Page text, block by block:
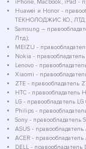
iPhone, Macbook, iPad -
Huawei и Honor -
ТЕКНОЛОДЖИС КО.,
Samsung –
Лтд.);
MEIZU -
Nokia -
Lenovo -
Xiaomi -
ZTE - правообладатель
HTC -
LG - правообладатель
Philips -
Sony - правообладатель
ASUS -
ACER -
DELL -